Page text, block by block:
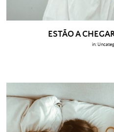
ESTÃO A
in: